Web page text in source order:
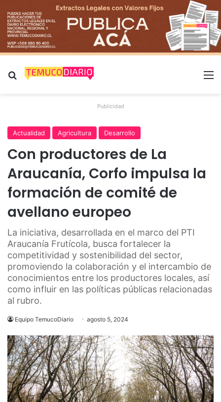
Buscar por
Publicidad
Actualidad Agricultura Desarrollo
Con productores de La
Araucanía, Corfo impulsa la
formación de comité de
avellano europeo
La iniciativa, desarrollada en el marco del PTI
Araucanía Frutícola, busca fortalecer la
competitividad y sostenibilidad del sector,
promoviendo la colaboración y el intercambio de
conocimientos entre los productores locales, así
como influir en las políticas públicas relacionadas
al rubro.
Equipo TemucoDiario agosto 5, 2024